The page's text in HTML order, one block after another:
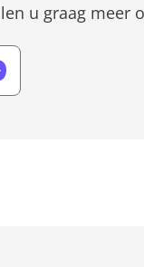
u graag meer